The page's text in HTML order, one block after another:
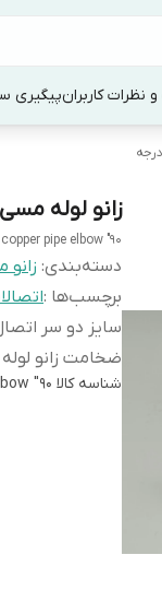
نظرات کاربرانپیگیری
زانو لوله مسی ۹۰ درجه ۵/۸ اینچ
90" copper pipe elbow
دسته‌بندی: زانو
برچسب‌ها :
سایز دو سر
ضخامت زانو
شناسه کالا 90" copper pipe elbow